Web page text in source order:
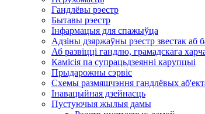
Гандлёвы рэестр
Бытавы рэестр
Інфармацыя для спажыўца
Адзіны дзяржаўны рэестр звестак аб
Аб развіцці гандлю, грамадскага
Камісія па супрацьдзеянні карупцыі
Прыдарожны сэрвіс
Схемы размяшчэння гандлёвых
Інавацыйная дзейнасць
Пустуючыя жылыя дамы